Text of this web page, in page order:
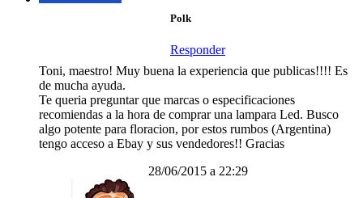
Polk
Responder
Toni, maestro! Muy buena la experiencia que publicas!!!! Es
de mucha ayuda.
Te queria preguntar que marcas o especificaciones
recomiendas a la hora de comprar una lampara Led. Busco
algo potente para floracion, por estos rumbos (Argentina)
tengo acceso a Ebay y sus vendedores!! Gracias
28/06/2015 a 22:29